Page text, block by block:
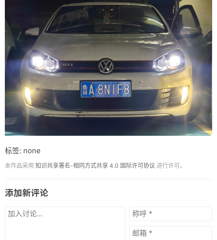
标签: none
本作品采用 知识共享署名-相同方式共享 4.0 国际许可协议 进行许可。
添加新评论